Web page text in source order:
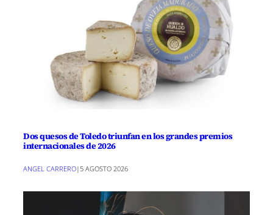
Dos quesos de Toledo triunfan en los grandes premios
internacionales de 2026
ANGEL CARRERO|5 AGOSTO 2026